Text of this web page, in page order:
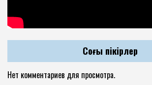
Соңғы пікірлер
Нет комментариев для просмотра.